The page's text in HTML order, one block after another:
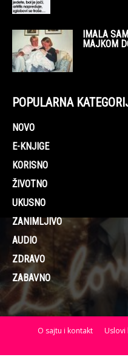
IMALA
MAJKOM
POPULARNA
NOVO
E-KNJIGE
KORISNO
ŽIVOTNO
UKUSNO
ZANIMLJIVO
AUDIO
ZDRAVO
ZABAVNO
O sajtu i kontakt Uslovi